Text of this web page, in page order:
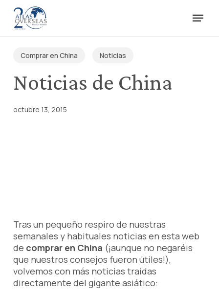
main
Menu
Comprar en China Noticias
Noticias de China
octubre 13, 2015
Tras un pequeño respiro de nuestras
semanales y habituales noticias en esta web
de comprar en China (¡aunque no negaréis
que nuestros consejos fueron útiles!),
volvemos con más noticias traídas
directamente del gigante asiático: